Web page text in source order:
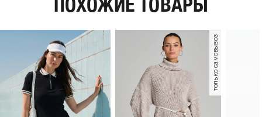
женский
только самовывоз